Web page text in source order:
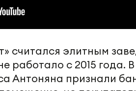
считался элитным
работало с 2015 года.
Антоняна признали